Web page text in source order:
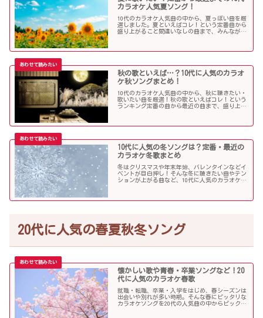
カラオケ人気夏ソング！
10代のカラオケ人気曲の中から、夏っぽい曲を厳
選しました。夏といえばコレ！という定番曲から
盛り上がること間違いなしの曲まで、みんなが選
秋の歌といえば…？10代に人気のカラオ
ケ秋ソングまとめ！
10代のカラオケ人気曲の中から、秋に聴きたい・
歌いたい曲を厳選！秋の歌といえばコレ！という
ランキング定番の曲から最近の曲まで、盛り上が
10代に人気の冬ソングは？定番・最近の
カラオケ冬歌まとめ
冬はクリスマスや年末年始、バレンタインなどイ
ベントが目白押し！そんな冬に聴きたい曲やテン
ションが上がる曲など、10代に人気のカラオケソ
20代に人気の春夏秋冬ソング
懐かしい歌や青春・卒業ソングなど！20
代に人気のカラオケ春歌
就職・転職、卒業・入学をはじめ、春シーズンは
出会いや別れが多い時期。そんな春にピッタリな
カラオケソングを20代の人気曲の中からピックア